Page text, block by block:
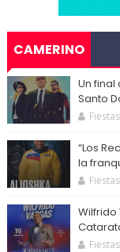
CAMERINO
Un
Santo
“Los
la